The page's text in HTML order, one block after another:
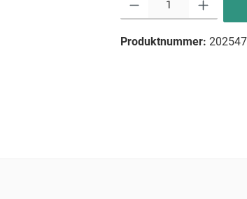
Produktnummer: 202547